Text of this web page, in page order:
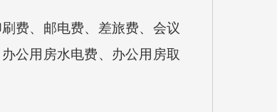
费、邮电费、差旅费、会议
公用房水电费、办公用房取